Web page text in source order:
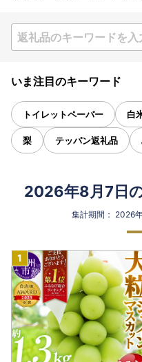
いま注目のキーワード
トイレットペーパー 白
梨 テッパン返礼品
2026年8月7日
集計期間： 2026